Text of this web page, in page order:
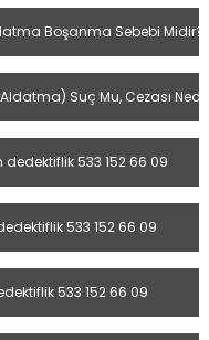
Boşanma Sebebi Midir?
Miktarı Ne Kadar?
Suç Mu, Cezası Nedir?
dedektiflik 533 152 66 09
533 152 66 09
533 152 66 09